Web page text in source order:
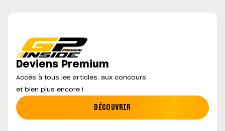
Deviens Premium
Accès à tous les articles, aux concours
et bien plus encore !
DÉCOUVRIR